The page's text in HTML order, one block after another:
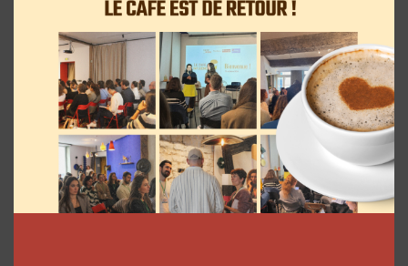
8 janvier 2026
Découvrez notre documentaire